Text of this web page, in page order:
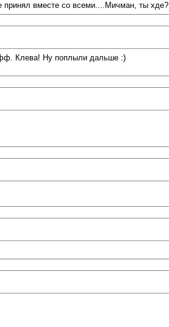
принял вместе со всеми....Мичман, ты хде?
Клева! Ну поплыли дальше :)